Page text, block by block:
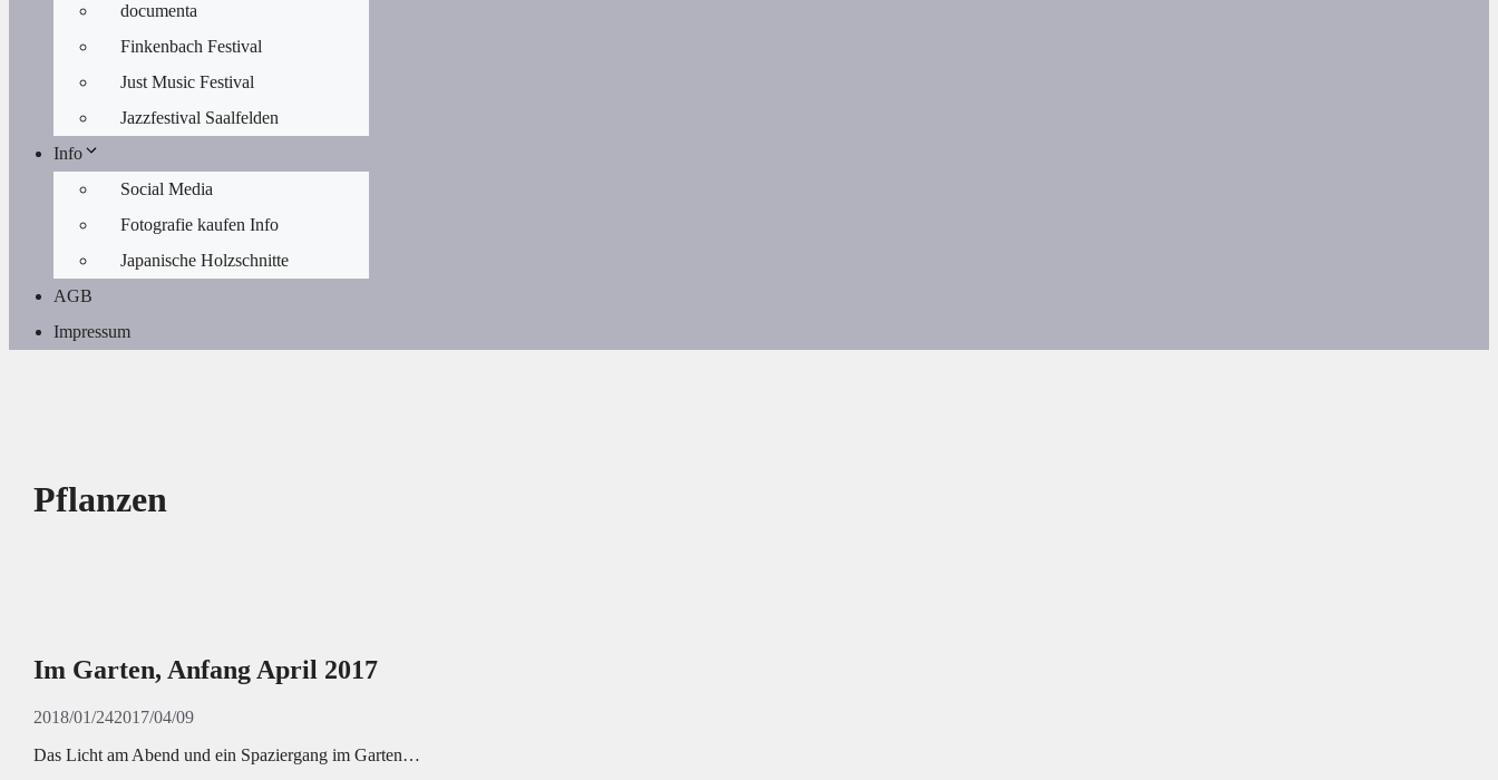
documenta
Finkenbach Festival
Just Music Festival
Jazzfestival Saalfelden
Info
Social Media
Fotografie kaufen Info
Japanische Holzschnitte
AGB
Impressum
Pflanzen
Im Garten, Anfang April 2017
2018/01/242017/04/09
Das Licht am Abend und ein Spaziergang im Garten…